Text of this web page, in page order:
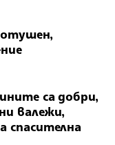
са добри,
валежи,
спасителна